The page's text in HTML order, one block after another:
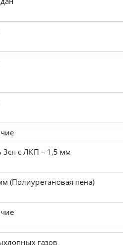
3сп с ЛКП – 1,5 мм
(Полиуретановая пена)
газов